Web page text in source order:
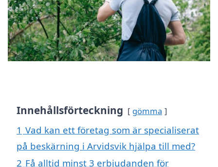
Innehållsförteckning gömma
1 Vad kan ett företag som är specialiserat
på beskärning i Arvidsvik hjälpa till med?
2 Få alltid minst 3 erbjudanden för